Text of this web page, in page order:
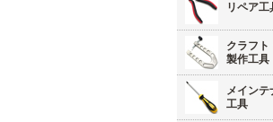
リペア工
クラフト
製作工具
メインテ
工具